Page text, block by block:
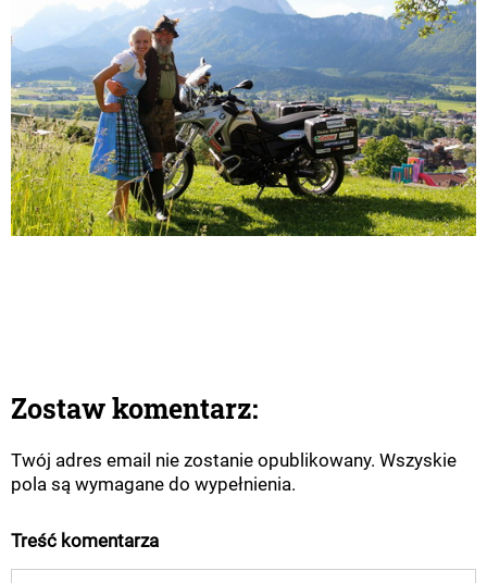
Zostaw komentarz:
Twój adres email nie zostanie opublikowany. Wszyskie
pola są wymagane do wypełnienia.
Treść komentarza